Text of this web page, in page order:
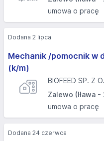
umowa o pracę
Mechanik /pomocnik w
(k/m)
BIOFEED SP. Z
Zalewo (Iława -
umowa o pracę
Dodana 2 lipca
Dodana 24 czerwca